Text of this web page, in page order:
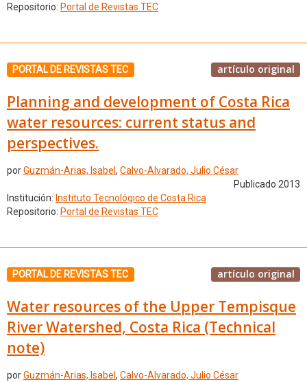
Repositorio: Portal de Revistas TEC
PORTAL DE REVISTAS TEC artículo original
Planning and development of Costa Rica
water resources: current status and
perspectives.
porGuzmán-Arias, Isabel , Calvo-Alvarado, Julio César
Publicado 2013
Institución: Instituto Tecnológico de Costa Rica
Repositorio: Portal de Revistas TEC
PORTAL DE REVISTAS TEC artículo original
Water resources of the Upper Tempisque
River Watershed, Costa Rica (Technical
note)
porGuzmán-Arias, Isabel , Calvo-Alvarado, Julio César